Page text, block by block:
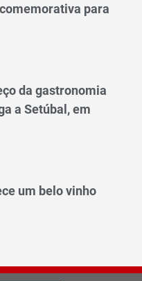
para
da gastronomia
a Setúbal, em
um belo vinho